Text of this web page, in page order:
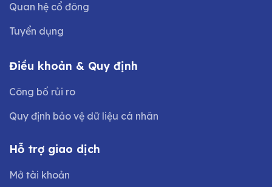
Quan hệ cổ đông
Tuyển dụng
Điều khoản & Quy định
Công bố rủi ro
Quy định bảo vệ dữ liệu cá nhân
Hỗ trợ giao dịch
Mở tài khoản